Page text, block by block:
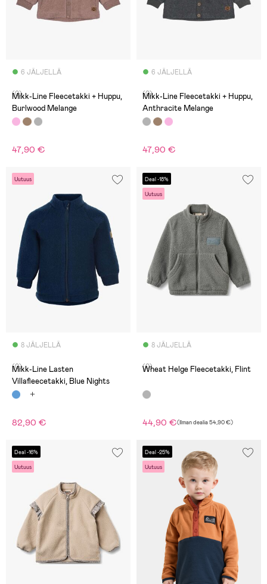
6 JÄLJELLÄ
(0)
Mikk-Line Fleecetakki + Huppu,
Burlwood Melange
47,90 €
6 JÄLJELLÄ
(0)
Mikk-Line Fleecetakki + Huppu,
Anthracite Melange
47,90 €
Uutuus
8 JÄLJELLÄ
(0)
Mikk-Line Lasten
Villafleecetakki, Blue Nights
82,90 €
Deal -18%
Uutuus
8 JÄLJELLÄ
(0)
Wheat Helge Fleecetakki, Flint
44,90 €(Ilman dealia54,90 €)
Deal -16%
Uutuus
Deal -25%
Uutuus